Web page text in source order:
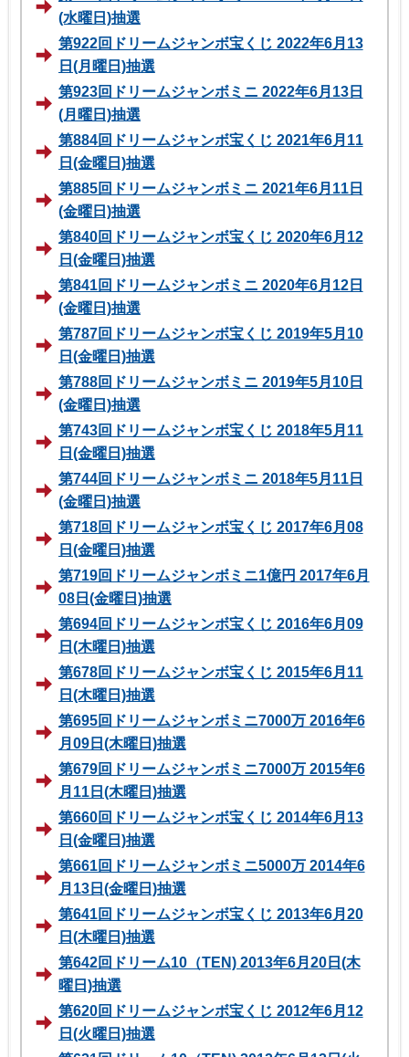
(水曜日)抽選
第922回ドリームジャンボ宝くじ 2022年6月13
日(月曜日)抽選
第923回ドリームジャンボミニ 2022年6月13日
(月曜日)抽選
第884回ドリームジャンボ宝くじ 2021年6月11
日(金曜日)抽選
第885回ドリームジャンボミニ 2021年6月11日
(金曜日)抽選
第840回ドリームジャンボ宝くじ 2020年6月12
日(金曜日)抽選
第841回ドリームジャンボミニ 2020年6月12日
(金曜日)抽選
第787回ドリームジャンボ宝くじ 2019年5月10
日(金曜日)抽選
第788回ドリームジャンボミニ 2019年5月10日
(金曜日)抽選
第743回ドリームジャンボ宝くじ 2018年5月11
日(金曜日)抽選
第744回ドリームジャンボミニ 2018年5月11日
(金曜日)抽選
第718回ドリームジャンボ宝くじ 2017年6月08
日(金曜日)抽選
第719回ドリームジャンボミニ1億円 2017年6月
08日(金曜日)抽選
第694回ドリームジャンボ宝くじ 2016年6月09
日(木曜日)抽選
第678回ドリームジャンボ宝くじ 2015年6月11
日(木曜日)抽選
第695回ドリームジャンボミニ7000万 2016年6
月09日(木曜日)抽選
第679回ドリームジャンボミニ7000万 2015年6
月11日(木曜日)抽選
第660回ドリームジャンボ宝くじ 2014年6月13
日(金曜日)抽選
第661回ドリームジャンボミニ5000万 2014年6
月13日(金曜日)抽選
第641回ドリームジャンボ宝くじ 2013年6月20
日(木曜日)抽選
第642回ドリーム10（TEN) 2013年6月20日(木
曜日)抽選
第620回ドリームジャンボ宝くじ 2012年6月12
日(火曜日)抽選